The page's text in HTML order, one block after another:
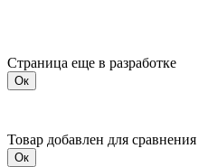
Страница еще в разработке
Ок
Товар добавлен для сравнения
Ок